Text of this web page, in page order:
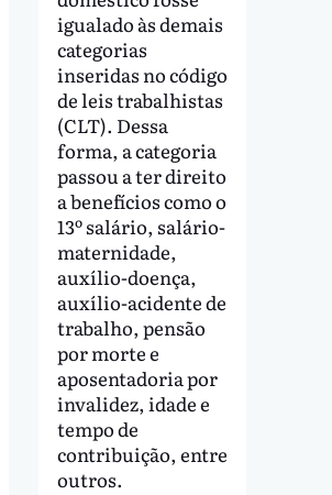
igualado às demais
categorias
inseridas no código
de leis trabalhistas
(CLT). Dessa
forma, a categoria
passou a ter direito
a benefícios como o
13º salário, salário-
maternidade,
auxílio-doença,
auxílio-acidente de
trabalho, pensão
por morte e
aposentadoria por
invalidez, idade e
tempo de
contribuição, entre
outros.